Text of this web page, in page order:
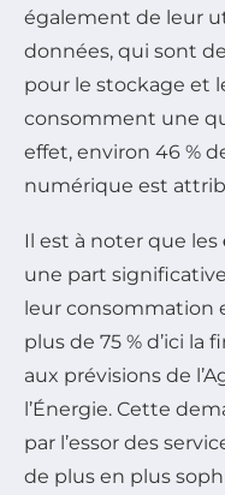
également de leur
données, qui sont
pour le stockage et
consomment une
effet, environ 46 %
numérique est
Il est à noter que les
une part
leur consommation
plus de 75 % d’ici la
aux prévisions de
l’Énergie. Cette
par l’essor des
de plus en plus